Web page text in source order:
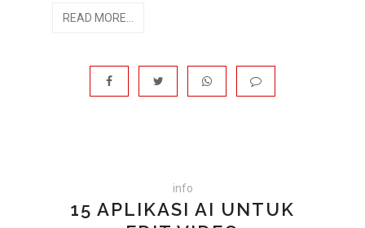
READ MORE...
info
15 APLIKASI AI UNTUK